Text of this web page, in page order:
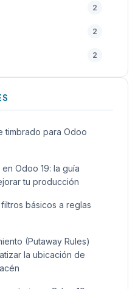
2
2
2
2
timbrado para Odoo
Odoo 19: la guía
tu producción
básicos a reglas
(Putaway Rules)
la ubicación de